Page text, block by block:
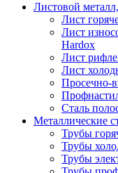
Листовой
Лист
Лист
Hardox
Лист
Лист
Просечно-
Сталь
Металлические
Трубы
Трубы
Трубы